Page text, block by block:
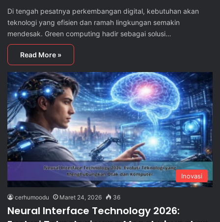
Di tengah pesatnya perkembangan digital, kebutuhan akan
teknologi yang efisien dan ramah lingkungan semakin
mendesak. Green computing hadir sebagai solusi…
Read More »
Inovasi
cerhumoodu Maret 24, 2026 36
Neural Interface Technology 2026: